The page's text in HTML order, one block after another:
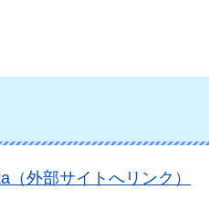
外部サイトへリンク）